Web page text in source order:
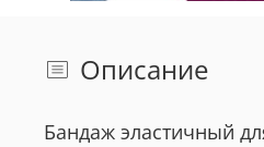
Описание
Бандаж эластичный